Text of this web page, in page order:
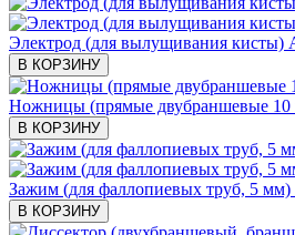
Электрод (для вылущивания кисты)
В КОРЗИНУ
Ножницы (прямые двубраншевые
В КОРЗИНУ
Зажим (для фаллопиевых труб, 5 мм)
В КОРЗИНУ